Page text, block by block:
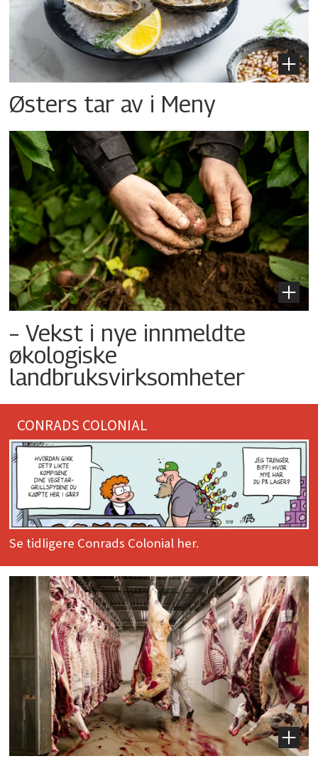
Østers tar av i Meny
– Vekst i nye innmeldte
økologiske
landbruksvirksomheter
CONRADS COLONIAL
Se tidligere Conrads Colonial her.